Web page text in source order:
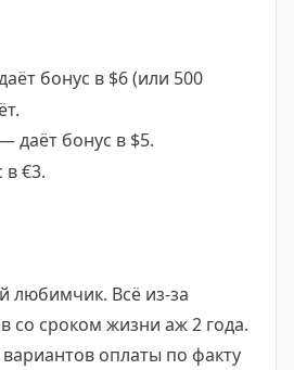
бонус в $6 (или 500
даёт бонус в $5.
€3.
любимчик. Всё из-за
со сроком жизни аж 2 года.
оплаты по факту